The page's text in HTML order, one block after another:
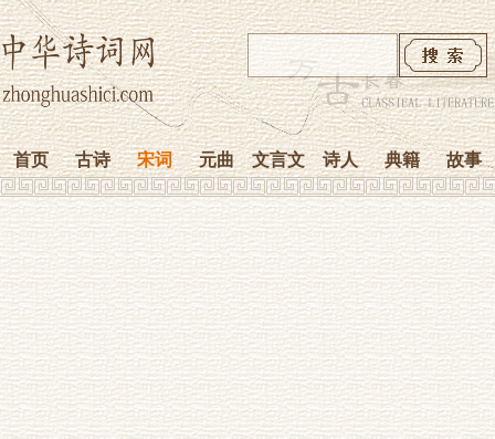
首页 古诗 宋词 元曲 文言文 诗人 典籍 故事